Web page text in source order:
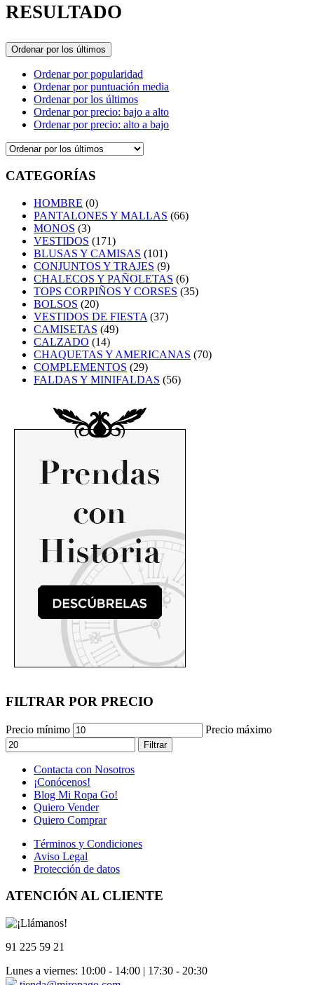
RESULTADO
Ordenar por los últimos
Ordenar por popularidad
Ordenar por puntuación media
Ordenar por los últimos
Ordenar por precio: bajo a alto
Ordenar por precio: alto a bajo
CATEGORÍAS
HOMBRE (0)
PANTALONES Y MALLAS (66)
MONOS (3)
VESTIDOS (171)
BLUSAS Y CAMISAS (101)
CONJUNTOS Y TRAJES (9)
CHALECOS Y PAÑOLETAS (6)
TOPS CORPIÑOS Y CORSES (35)
BOLSOS (20)
VESTIDOS DE FIESTA (37)
CAMISETAS (49)
CALZADO (14)
CHAQUETAS Y AMERICANAS (70)
COMPLEMENTOS (29)
FALDAS Y MINIFALDAS (56)
FILTRAR POR PRECIO
Precio mínimo Precio máximo
Filtrar
Contacta con Nosotros
¡Conócenos!
Blog Mi Ropa Go!
Quiero Vender
Quiero Comprar
Términos y Condiciones
Aviso Legal
Protección de datos
ATENCIÓN AL CLIENTE
91 225 59 21
Lunes a viernes: 10:00 - 14:00 | 17:30 - 20:30